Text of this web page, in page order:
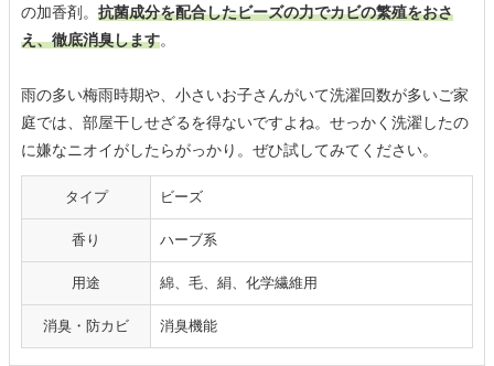
の加香剤。 抗菌成分を配合したビーズの力でカビの繁殖をおさ
え、徹底消臭します。
雨の多い梅雨時期や、小さいお子さんがいて洗濯回数が多いご家
庭では、部屋干しせざるを得ないですよね。せっかく洗濯したの
に嫌なニオイがしたらがっかり。ぜひ試してみてください。
タイプ ビーズ
香り ハーブ系
用途 綿、毛、絹、化学繊維用
消臭・防カビ 消臭機能